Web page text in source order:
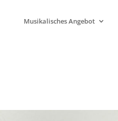
Musikalisches Angebot